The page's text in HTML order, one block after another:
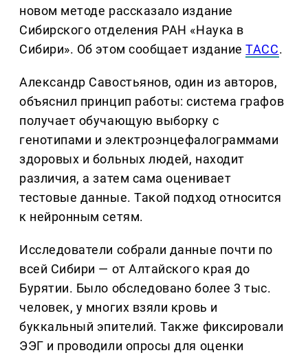
новом методе рассказало издание
Сибирского отделения РАН «Наука в
Сибири». Об этом сообщает изданиеТАСС.
Александр Савостьянов, один из авторов,
объяснил принцип работы: система графов
получает обучающую выборку с
генотипами и электроэнцефалограммами
здоровых и больных людей, находит
различия, а затем сама оценивает
тестовые данные. Такой подход относится
к нейронным сетям.
Исследователи собрали данные почти по
всей Сибири — от Алтайского края до
Бурятии. Было обследовано более 3 тыс.
человек, у многих взяли кровь и
буккальный эпителий. Также фиксировали
ЭЭГ и проводили опросы для оценки